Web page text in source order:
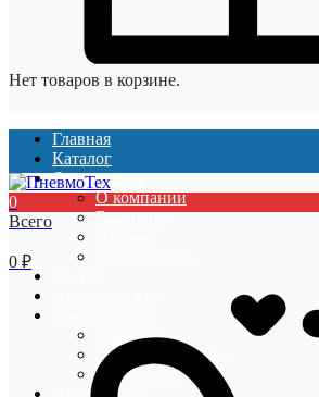
Нет товаров в корзине.
Главная
Каталог
О компании
О компании
Вакансии
Гарантии
Оплата и доставка
Акции и скидки
0
Всего
0 ₽